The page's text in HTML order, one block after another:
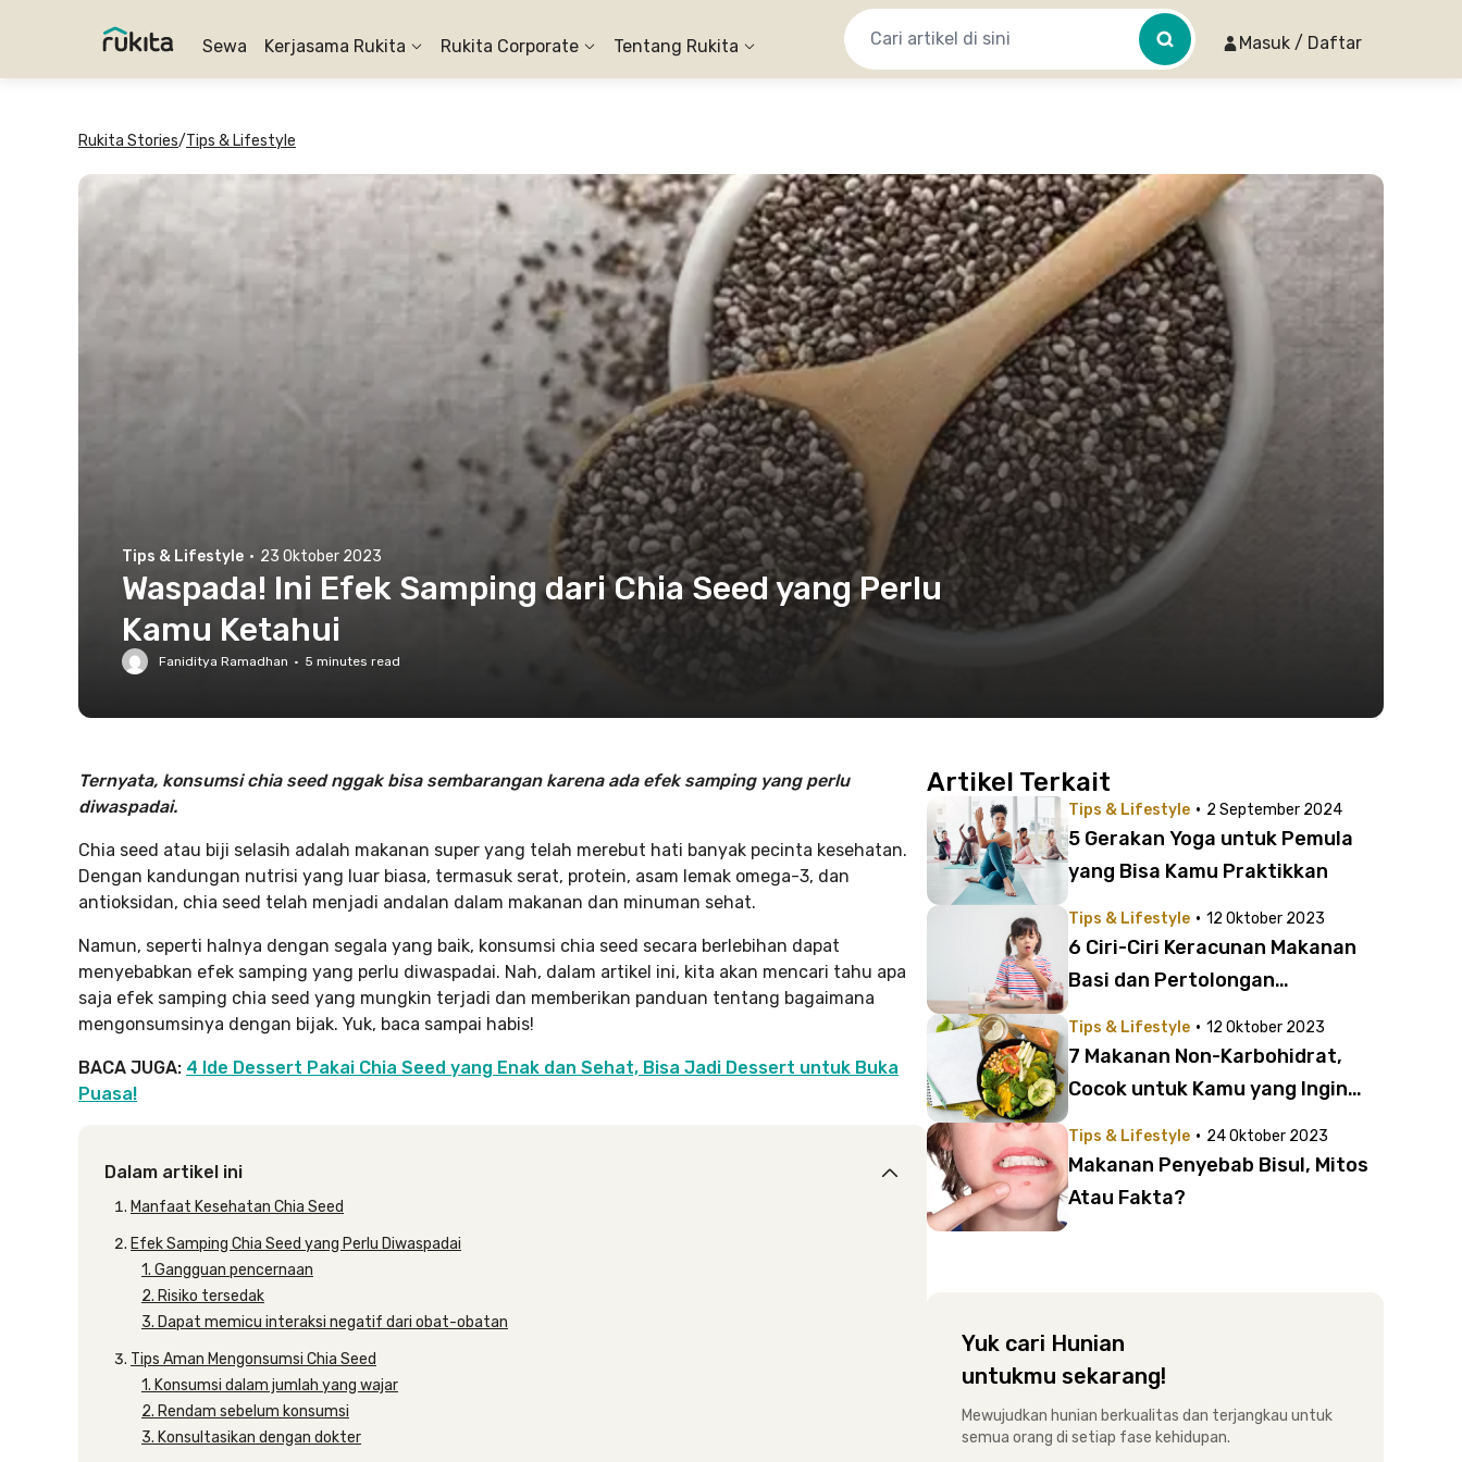
Sewa Kerjasama Rukita Rukita Corporate Tentang Rukita Masuk / Daftar
Rukita Stories/Tips & Lifestyle
Tips & Lifestyle · 23 Oktober 2023
Waspada! Ini Efek Samping dari Chia Seed yang Perlu
Kamu Ketahui
Faniditya Ramadhan · 5 minutes read
Ternyata, konsumsi chia seed nggak bisa sembarangan karena ada efek samping yang perlu
diwaspadai.
Chia seed atau biji selasih adalah makanan super yang telah merebut hati banyak pecinta kesehatan.
Dengan kandungan nutrisi yang luar biasa, termasuk serat, protein, asam lemak omega-3, dan
antioksidan, chia seed telah menjadi andalan dalam makanan dan minuman sehat.
Namun, seperti halnya dengan segala yang baik, konsumsi chia seed secara berlebihan dapat
menyebabkan efek samping yang perlu diwaspadai. Nah, dalam artikel ini, kita akan mencari tahu apa
saja efek samping chia seed yang mungkin terjadi dan memberikan panduan tentang bagaimana
mengonsumsinya dengan bijak. Yuk, baca sampai habis!
BACA JUGA: 4 Ide Dessert Pakai Chia Seed yang Enak dan Sehat, Bisa Jadi Dessert untuk Buka
Puasa!
Dalam artikel ini
Manfaat Kesehatan Chia Seed
Efek Samping Chia Seed yang Perlu Diwaspadai
1. Gangguan pencernaan
2. Risiko tersedak
3. Dapat memicu interaksi negatif dari obat-obatan
Tips Aman Mengonsumsi Chia Seed
1. Konsumsi dalam jumlah yang wajar
2. Rendam sebelum konsumsi
3. Konsultasikan dengan dokter
Artikel Terkait
Tips & Lifestyle · 2 September 2024
5 Gerakan Yoga untuk Pemula
yang Bisa Kamu Praktikkan
Tips & Lifestyle · 12 Oktober 2023
6 Ciri-Ciri Keracunan Makanan
Basi dan Pertolongan
Dipahami!
Tips & Lifestyle · 12 Oktober 2023
7 Makanan Non-Karbohidrat,
Cocok untuk Kamu yang Ingin
Tips & Lifestyle · 24 Oktober 2023
Makanan Penyebab Bisul, Mitos
Atau Fakta?
Yuk cari Hunian
untukmu sekarang!
Mewujudkan hunian berkualitas dan terjangkau untuk
semua orang di setiap fase kehidupan.